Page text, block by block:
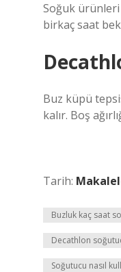
Soğuk ürünleri
birkaç saat
Buz küpü
kalır. Boş
Tarih:
Buzluk kaç saat
Decathlon
Soğutucu nasıl